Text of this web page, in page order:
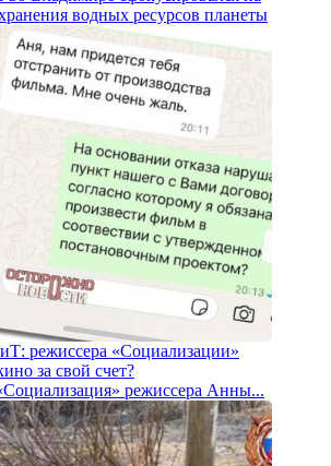
водных ресурсов планеты
режиссера «Социализации»
за свой счет?
режиссера Анны...